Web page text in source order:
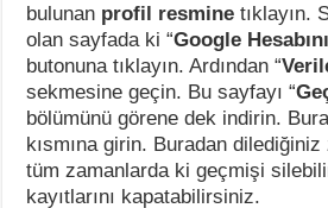
bulunan profil resmine tıklayın.
olan sayfada ki “Google
butonuna tıklayın. Ardından “
sekmesine geçin. Bu sayfayı “
bölümünü görene dek indirin.
kısmına girin. Buradan
tüm zamanlarda ki geçmişi
kayıtlarını kapatabilirsiniz.